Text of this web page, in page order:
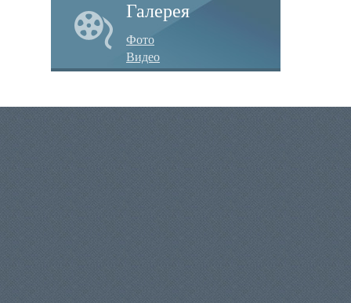
Галерея
Фото
Видео